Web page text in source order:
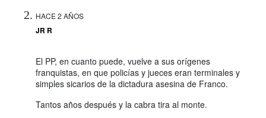
HACE 2 AÑOS
JR R
El PP, en cuanto puede, vuelve a sus orígenes
franquistas, en que policías y jueces eran terminales y
simples sicarios de la dictadura asesina de Franco.
Tantos años después y la cabra tira al monte.